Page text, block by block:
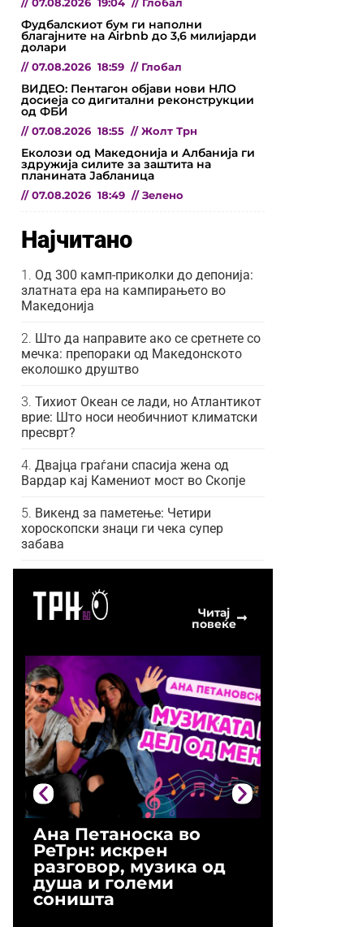
// 07.08.2026 19:04 // Глобал
Фудбалскиот бум ги наполни
благајните на Airbnb до 3,6 милијарди
долари
// 07.08.2026 18:59 // Глобал
ВИДЕО: Пентагон објави нови НЛО
досиеја со дигитални реконструкции
од ФБИ
// 07.08.2026 18:55 // Жолт Трн
Еколози од Македонија и Албанија ги
здружија силите за заштита на
планината Јабланица
// 07.08.2026 18:49 // Зелено
Најчитано
Од 300 камп-приколки до депонија:
златната ера на кампирањето во
Македонија
Што да направите ако се сретнете со
мечка: препораки од Македонското
еколошко друштво
Тихиот Океан се лади, но Атлантикот
врие: Што носи необичниот климатски
пресврт?
Двајца граѓани спасија жена од
Вардар кај Камениот мост во Скопје
Викенд за паметење: Четири
хороскопски знаци ги чека супер
забава
Читај
повеќе
Ана Петаноска во
РеТрн: искрен
разговор, музика од
душа и големи
соништа